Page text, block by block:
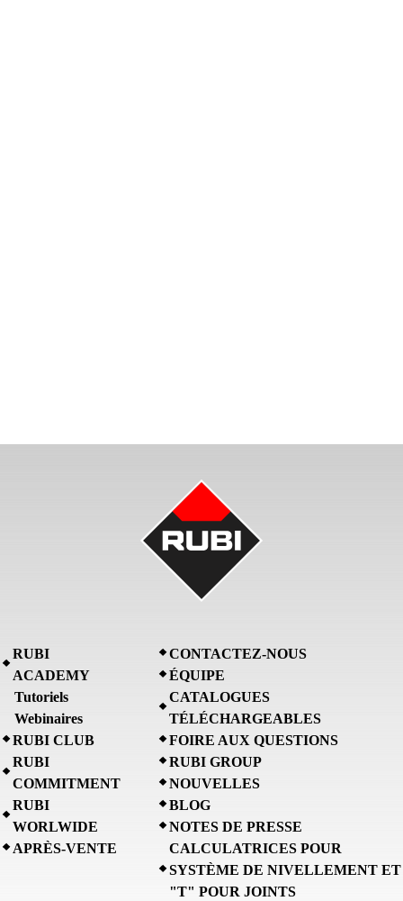
RUBI
ACADEMY
Tutoriels
Webinaires
RUBI CLUB
RUBI
COMMITMENT
RUBI
WORLWIDE
APRÈS-VENTE
CONTACTEZ-NOUS
ÉQUIPE
CATALOGUES
TÉLÉCHARGEABLES
FOIRE AUX QUESTIONS
RUBI GROUP
NOUVELLES
BLOG
NOTES DE PRESSE
CALCULATRICES POUR
SYSTÈME DE NIVELLEMENT ET
"T" POUR JOINTS